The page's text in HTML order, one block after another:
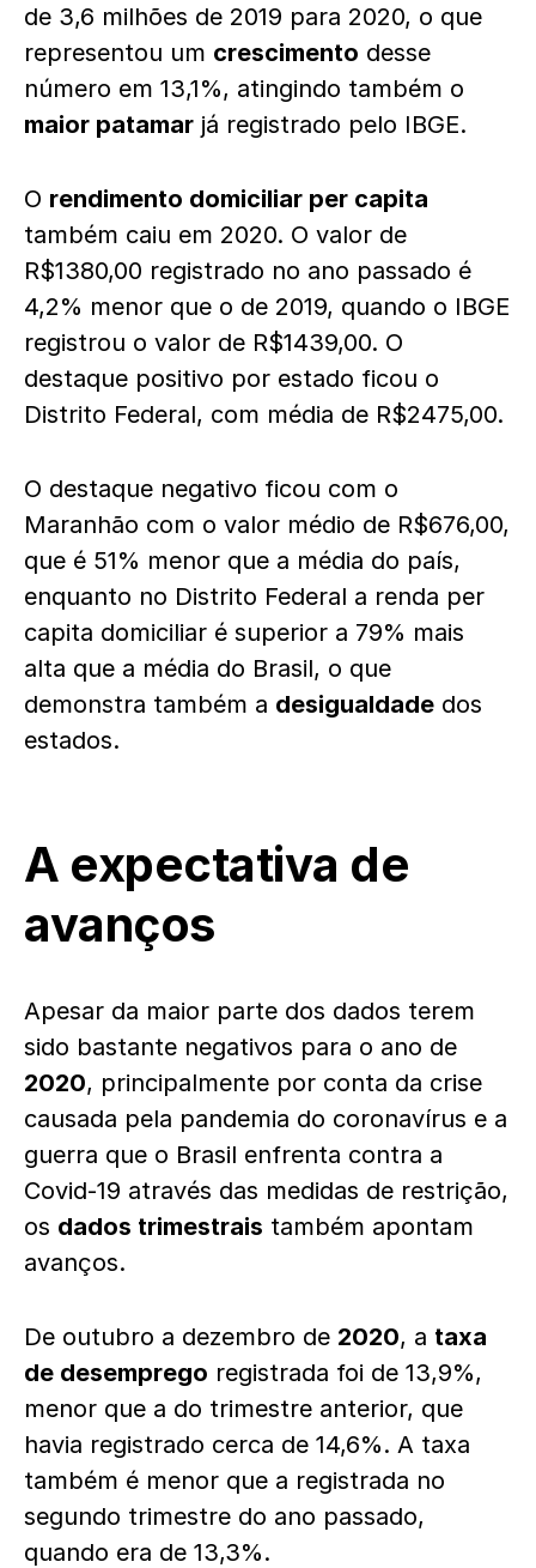
de 3,6 milhões de 2019 para 2020, o que
representou um crescimento desse
número em 13,1%, atingindo também o
maior patamar já registrado pelo IBGE.
O rendimento domiciliar per capita
também caiu em 2020. O valor de
R$1380,00 registrado no ano passado é
4,2% menor que o de 2019, quando o IBGE
registrou o valor de R$1439,00. O
destaque positivo por estado ficou o
Distrito Federal, com média de R$2475,00.
O destaque negativo ficou com o
Maranhão com o valor médio de R$676,00,
que é 51% menor que a média do país,
enquanto no Distrito Federal a renda per
capita domiciliar é superior a 79% mais
alta que a média do Brasil, o que
demonstra também a desigualdade dos
estados.
A expectativa de
avanços
Apesar da maior parte dos dados terem
sido bastante negativos para o ano de
2020, principalmente por conta da crise
causada pela pandemia do coronavírus e a
guerra que o Brasil enfrenta contra a
Covid-19 através das medidas de restrição,
os dados trimestrais também apontam
avanços.
De outubro a dezembro de 2020, a taxa
de desemprego registrada foi de 13,9%,
menor que a do trimestre anterior, que
havia registrado cerca de 14,6%. A taxa
também é menor que a registrada no
segundo trimestre do ano passado,
quando era de 13,3%.